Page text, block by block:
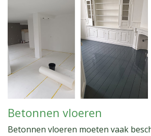
Betonnen vloeren
Betonnen vloeren moeten vaak